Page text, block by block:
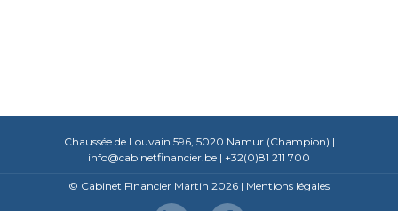
Chaussée de Louvain 596, 5020 Namur (Champion) |
info@cabinetfinancier.be | +32(0)81 211 700
© Cabinet Financier Martin 2026 | Mentions légales